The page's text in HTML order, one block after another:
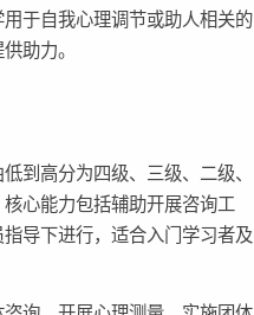
于自我心理调节或助人相关的
助力。
到高分为四级、三级、二级、
心能力包括辅助开展咨询工
导下进行，适合入门学习者及